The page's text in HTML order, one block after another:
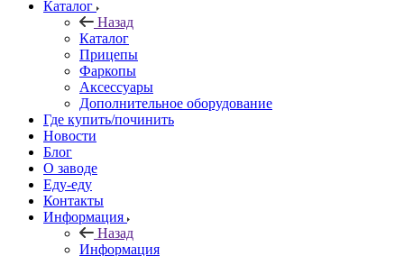
Каталог
Назад
Каталог
Прицепы
Фаркопы
Аксессуары
Дополнительное оборудование
Где купить/починить
Новости
Блог
О заводе
Еду-еду
Контакты
Информация
Назад
Информация